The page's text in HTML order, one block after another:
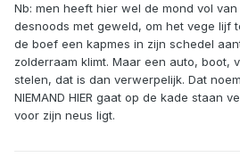
Nb: men heeft hier wel de mond vol
desnoods met geweld, om het vege lijf
de boef een kapmes in zijn schedel
zolderraam klimt. Maar een auto, boot,
stelen, dat is dan verwerpelijk. Dat
NIEMAND HIER gaat op de kade staan
voor zijn neus ligt.